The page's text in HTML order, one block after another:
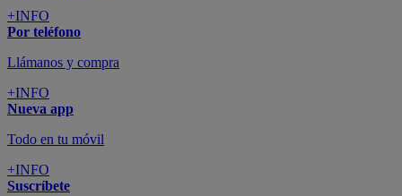
+INFO
Por teléfono
Llámanos y compra
+INFO
Nueva app
Todo en tu móvil
+INFO
Suscríbete